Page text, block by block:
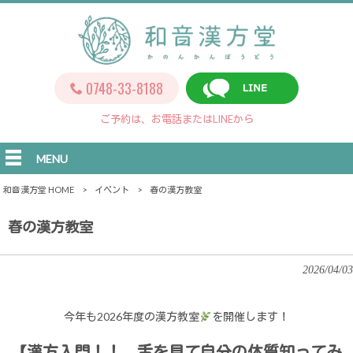
0748-33-8188
ご予約は、お電話またはLINEから
MENU
和音漢方堂 HOME > イベント > 春の漢方教室
春の漢方教室
2026/04/03
今年も2026年度の漢方教室 を開催します！